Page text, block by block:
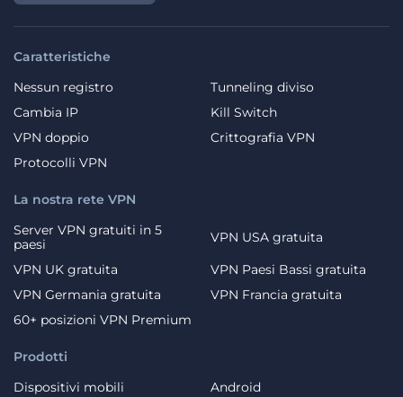
Caratteristiche
Nessun registro
Tunneling diviso
Cambia IP
Kill Switch
VPN doppio
Crittografia VPN
Protocolli VPN
Prodotti
Dispositivi mobili
Android
La nostra rete VPN
Server VPN gratuiti in 5
paesi
VPN USA gratuita
VPN UK gratuita
VPN Paesi Bassi gratuita
VPN Germania gratuita
VPN Francia gratuita
60+ posizioni VPN Premium